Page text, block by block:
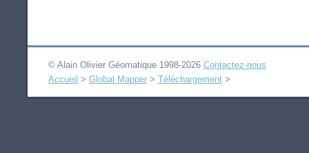
© Alain Olivier Géomatique 1998-2026 Contactez-nous
Accueil > Global Mapper > Téléchargement >